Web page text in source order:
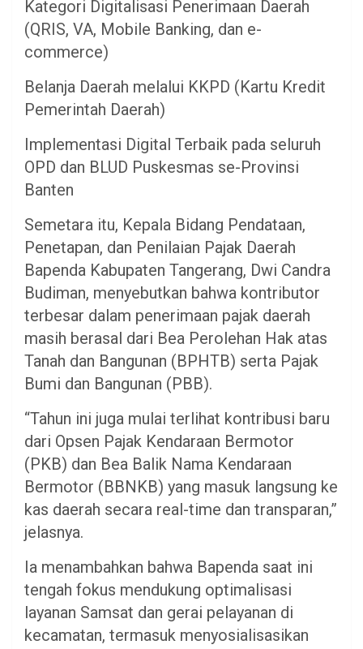
Kategori Digitalisasi Penerimaan Daerah
(QRIS, VA, Mobile Banking, dan e-
commerce)
Belanja Daerah melalui KKPD (Kartu Kredit
Pemerintah Daerah)
Implementasi Digital Terbaik pada seluruh
OPD dan BLUD Puskesmas se-Provinsi
Banten
Semetara itu, Kepala Bidang Pendataan,
Penetapan, dan Penilaian Pajak Daerah
Bapenda Kabupaten Tangerang, Dwi Candra
Budiman, menyebutkan bahwa kontributor
terbesar dalam penerimaan pajak daerah
masih berasal dari Bea Perolehan Hak atas
Tanah dan Bangunan (BPHTB) serta Pajak
Bumi dan Bangunan (PBB).
“Tahun ini juga mulai terlihat kontribusi baru
dari Opsen Pajak Kendaraan Bermotor
(PKB) dan Bea Balik Nama Kendaraan
Bermotor (BBNKB) yang masuk langsung ke
kas daerah secara real-time dan transparan,”
jelasnya.
Ia menambahkan bahwa Bapenda saat ini
tengah fokus mendukung optimalisasi
layanan Samsat dan gerai pelayanan di
kecamatan, termasuk menyosialisasikan